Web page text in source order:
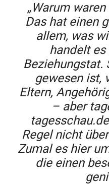
„Warum
Das hat einen
allem, was
handelt
Beziehungstat.
gewesen ist,
Eltern,
– aber
Regel nicht
Zumal es hier
die einen